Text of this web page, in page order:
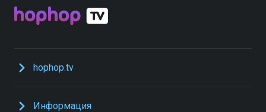
hophop.tv
Информация